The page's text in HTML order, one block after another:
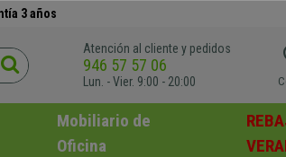
3 años
Atención al cliente y pedidos
946 57 57 06
Lun. - Vier. 9:00 - 20:00
Mobiliario de
Oficina